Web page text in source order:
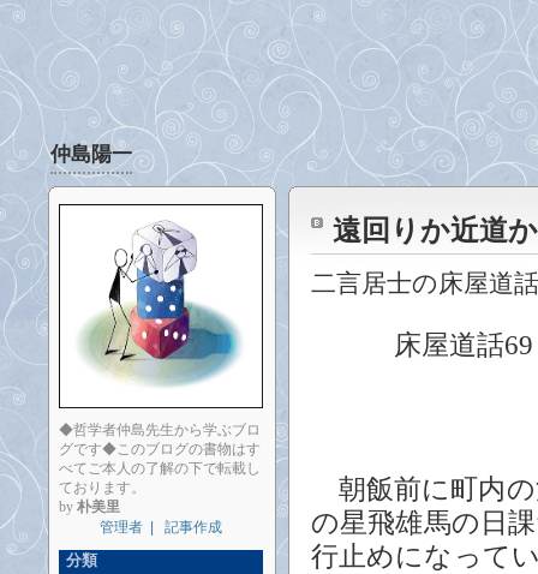
仲島陽一
遠回りか近道か
二言居士の床屋道話
床屋道話69
朝飯前に町内
の星飛雄馬の日
行止めになって
◆哲学者仲島先生から学ぶブロ
グです◆このブログの書物はす
べてご本人の了解の下で転載し
ております。
by 朴美里
管理者
記事作成
分類